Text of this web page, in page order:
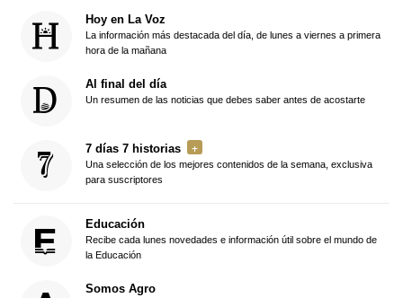
Hoy en La Voz
La información más destacada del día, de lunes a viernes a primera
hora de la mañana
Al final del día
Un resumen de las noticias que debes saber antes de acostarte
7 días 7 historias
Una selección de los mejores contenidos de la semana, exclusiva
para suscriptores
Educación
Recibe cada lunes novedades e información útil sobre el mundo de
la Educación
Somos Agro